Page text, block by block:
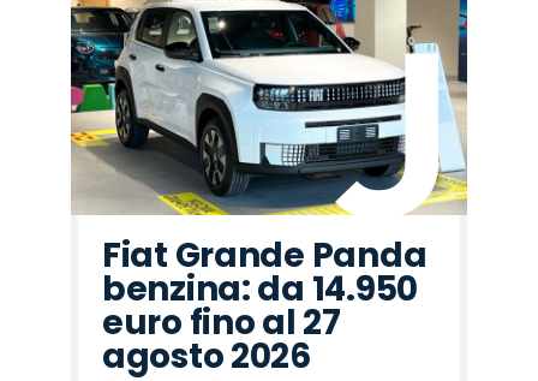
Fiat Grande Panda
benzina: da 14.950
euro fino al 27
agosto 2026